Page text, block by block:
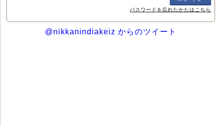
パスワードを忘れたかたはこちら
@nikkanindiakeiz からのツイート